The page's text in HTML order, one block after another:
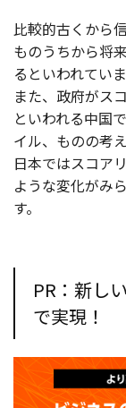
比較的古くから
ものうちから将
るといわれていま
また、政府がス
といわれる中国
イル、ものの考
日本ではスコア
ような変化がみ
す。
PR：新し
で実現！